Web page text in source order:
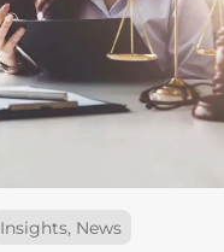
Insights, News